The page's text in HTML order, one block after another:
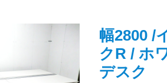
幅2800 /
クR / ホ
デスク